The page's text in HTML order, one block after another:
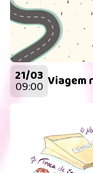
21/03
09:00 Viagem